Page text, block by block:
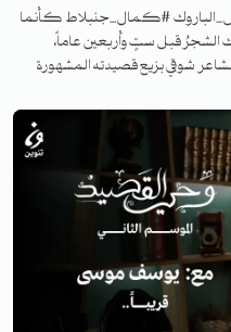
#كمال_جنبلاط كأنما
الشجرُ قبل ستٍ وأربعين عاماً،
شوقي بزيع قصيدته المشهورة
برنامج وحي القصيد.